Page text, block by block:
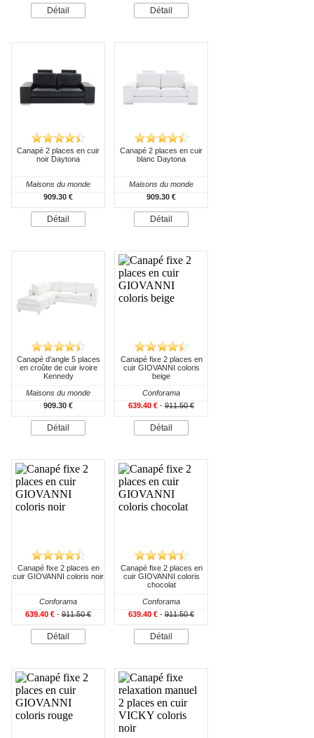
Détail Détail
Canapé 2 places en cuir
noir Daytona
Maisons du monde
909.30 €
Détail
Canapé 2 places en cuir
blanc Daytona
Maisons du monde
909.30 €
Détail
Canapé d'angle 5 places
en croûte de cuir ivoire
Kennedy
Maisons du monde
909.30 €
Détail
Canapé fixe 2 places en
cuir GIOVANNI coloris
beige
Conforama
639.40 €-911.50 €
Détail
Canapé fixe 2 places en
cuir GIOVANNI coloris noir
Conforama
639.40 €-911.50 €
Détail
Canapé fixe 2 places en
cuir GIOVANNI coloris
chocolat
Conforama
639.40 €-911.50 €
Détail